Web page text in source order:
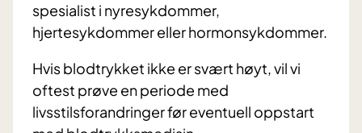
spesialist i nyresykdommer,
hjertesykdommer eller hormonsykdommer.
Hvis blodtrykket ikke er svært høyt, vil vi
oftest prøve en periode med
livsstilsforandringer før eventuell oppstart